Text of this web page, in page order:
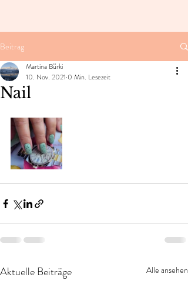
Beitrag
Nail
Martina Bürki
10. Nov. 2021 0 Min. Lesezeit
Aktuelle Beiträge Alle ansehen